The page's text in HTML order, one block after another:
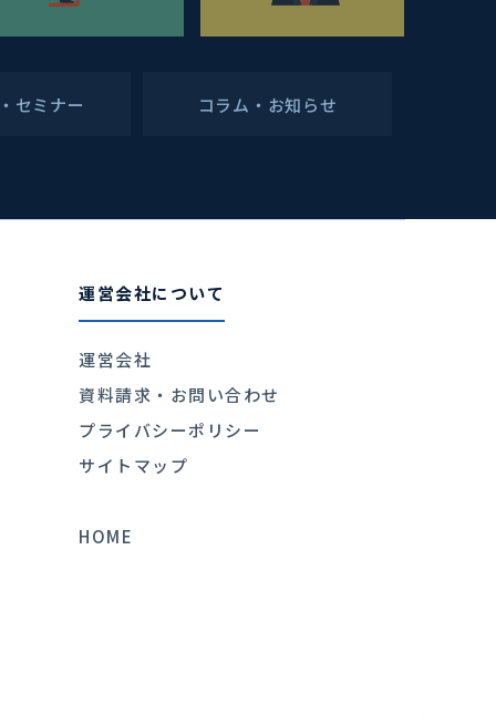
セミナー コラム・お知らせ
運営会社について
運営会社
資料請求・お問い合わせ
プライバシーポリシー
サイトマップ
HOME